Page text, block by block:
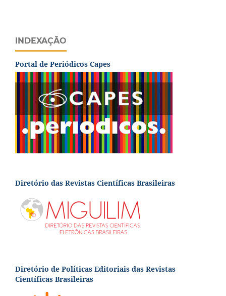
INDEXAÇÃO
Portal de Periódicos Capes
Diretório das Revistas Científicas Brasileiras
Diretório de Políticas Editoriais das Revistas
Científicas Brasileiras